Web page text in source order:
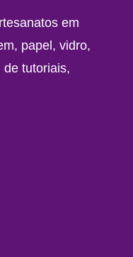
em
papel, vidro,
tutoriais,